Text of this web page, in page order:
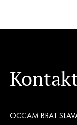
OCCAM